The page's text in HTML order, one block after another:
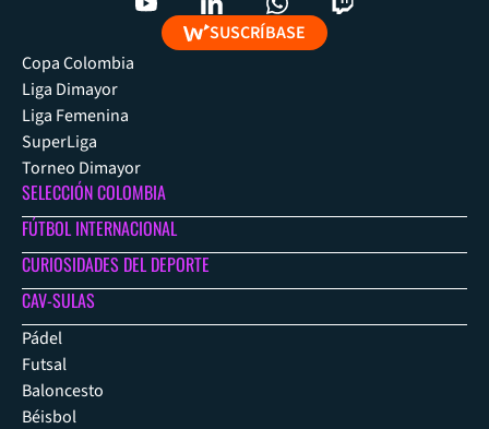
SUSCRÍBASE
Copa Colombia
Liga Dimayor
Liga Femenina
SuperLiga
Torneo Dimayor
SELECCIÓN COLOMBIA
FÚTBOL INTERNACIONAL
CURIOSIDADES DEL DEPORTE
CAV-SULAS
Pádel
Futsal
Baloncesto
Béisbol